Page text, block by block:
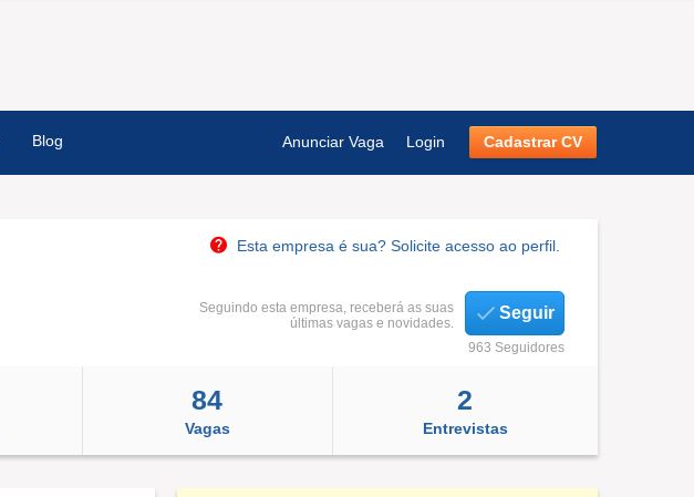
Blog Anunciar Vaga Login Cadastrar CV
Esta empresa é sua? Solicite acesso ao perfil.
Seguindo esta empresa, receberá as suas
últimas vagas e novidades.
Seguir
963 Seguidores
84
Vagas
2
Entrevistas